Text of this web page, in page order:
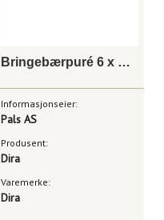
Bringebærpuré 6 x 1 kg
Informasjonseier:
Pals AS
Produsent:
Dira
Varemerke:
Dira